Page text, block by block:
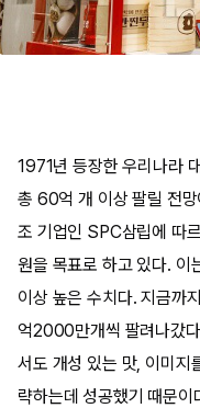
1971년 등장한 우리나라
총 60억 개 이상 팔릴 전
조 기업인 SPC삼립에 따
원을 목표로 하고 있다.
이상 높은 수치다. 지금까
억2000만개씩 팔려나갔
서도 개성 있는 맛, 이미지
략하는데 성공했기 때문이